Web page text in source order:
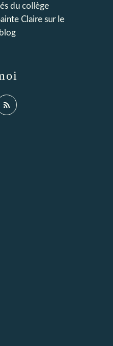
du collège
Clairesur le